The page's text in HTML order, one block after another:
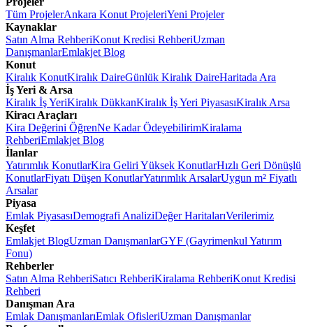
Tüm ProjelerAnkara Konut ProjeleriYeni Projeler
Kaynaklar
Satın Alma RehberiKonut Kredisi RehberiUzman
DanışmanlarEmlakjet Blog
Konut
Kiralık KonutKiralık DaireGünlük Kiralık DaireHaritada Ara
İş Yeri & Arsa
Kiralık İş YeriKiralık DükkanKiralık İş Yeri PiyasasıKiralık Arsa
Kiracı Araçları
Kira Değerini ÖğrenNe Kadar ÖdeyebilirimKiralama
RehberiEmlakjet Blog
İlanlar
Yatırımlık KonutlarKira Geliri Yüksek KonutlarHızlı Geri Dönüşlü
KonutlarFiyatı Düşen KonutlarYatırımlık ArsalarUygun m² Fiyatlı
Arsalar
Piyasa
Emlak PiyasasıDemografi AnaliziDeğer HaritalarıVerilerimiz
Keşfet
Emlakjet BlogUzman DanışmanlarGYF (Gayrimenkul Yatırım
Fonu)
Rehberler
Satın Alma RehberiSatıcı RehberiKiralama RehberiKonut Kredisi
Rehberi
Danışman Ara
Emlak DanışmanlarıEmlak OfisleriUzman Danışmanlar